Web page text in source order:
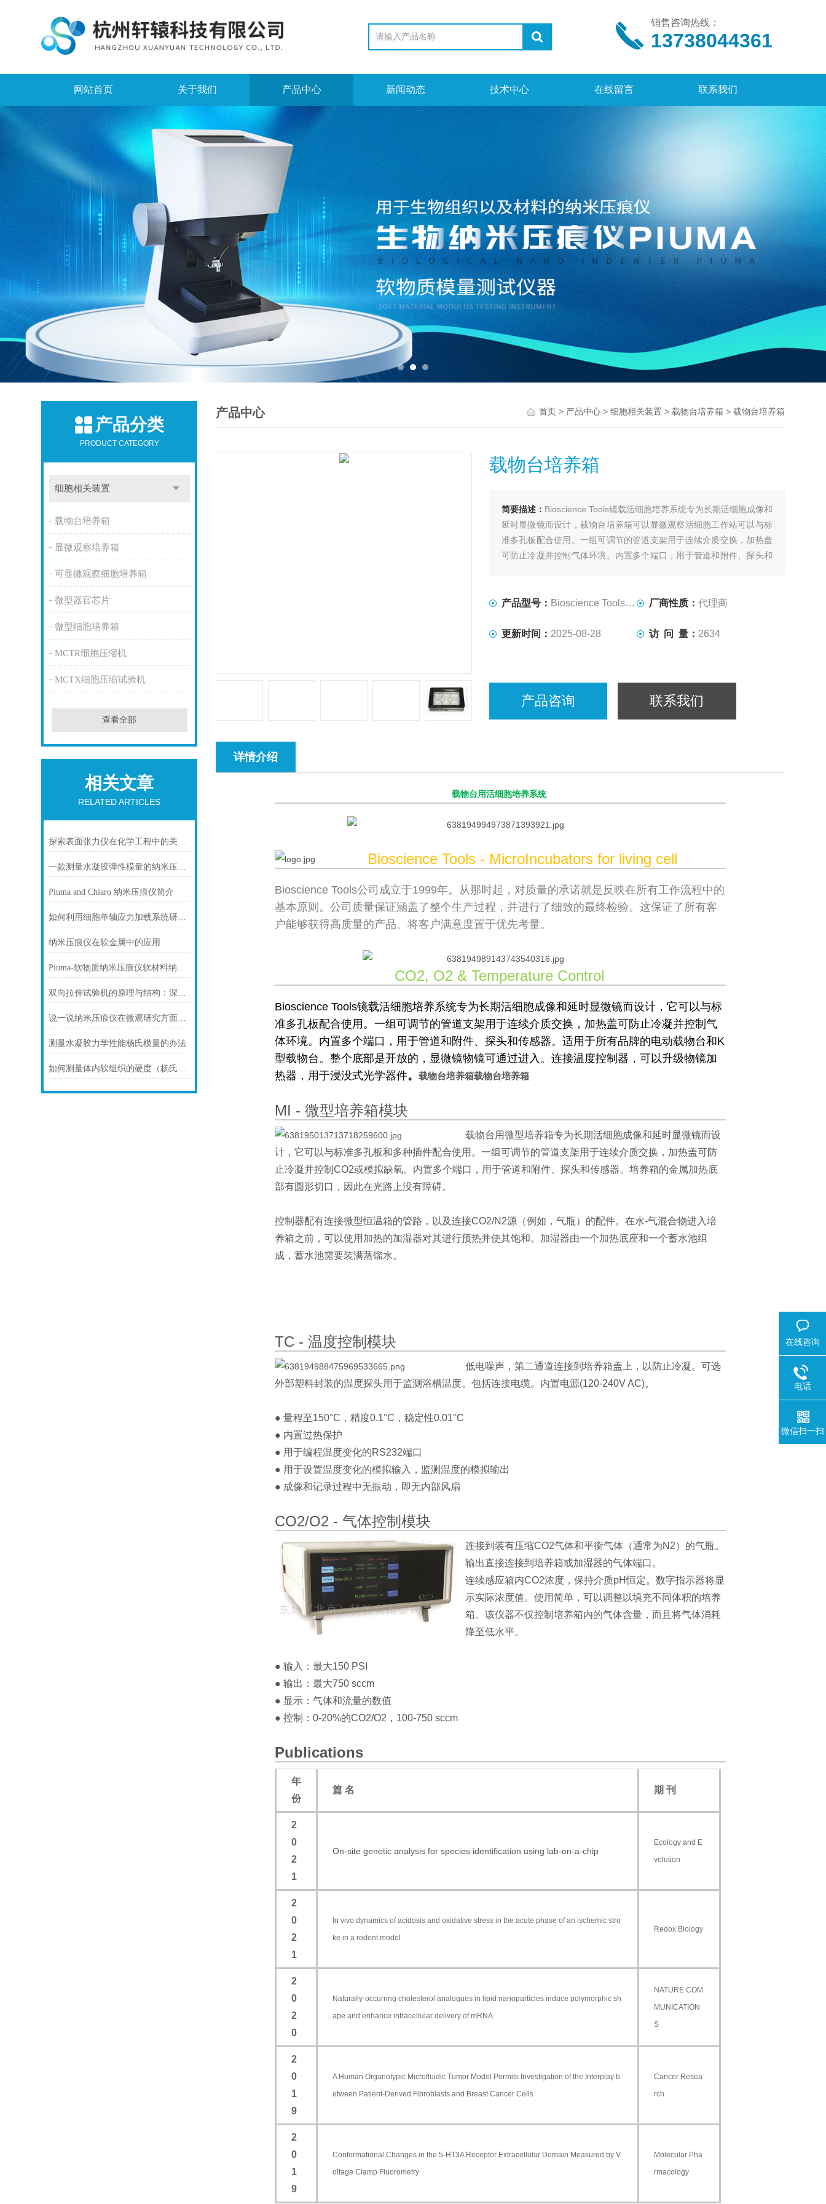
销售咨询热线：
13738044361
网站首页 关于我们 产品中心 新闻动态 技术中心 在线留言 联系我们
产品分类
PRODUCT CATEGORY
细胞相关装置
载物台培养箱
显微观察培养箱
可显微观察细胞培养箱
微型器官芯片
微型细胞培养箱
MCTR细胞压缩机
MCTX细胞压缩试验机
查看全部
相关文章
RELATED ARTICLES
探索表面张力仪在化学工程中的关键作用
一款测量水凝胶弹性模量的纳米压痕仪
Piuma and Chiaro 纳米压痕仪简介
如何利用细胞单轴应力加载系统研究细胞反应机制
纳米压痕仪在软金属中的应用
Piuma-软物质纳米压痕仪软材料纳米压痕 piuma
双向拉伸试验机的原理与结构：深入解析其工作原理与设计特点
说一说纳米压痕仪在微观研究方面的应用
测量水凝胶力学性能杨氏模量的办法
如何测量体内软组织的硬度（杨氏模量、纳米压痕仪）
产品中心 首页> 产品中心> 细胞相关装置 > 载物台培养箱 > 载物台培养箱
载物台培养箱
简要描述： Bioscience Tools镜载活细胞培养系统专为长期活细胞成像和
延时显微镜而设计，载物台培养箱可以显微观察活细胞工作站可以与标
准多孔板配合使用。一组可调节的管道支架用于连续介质交换，加热盖
可防止冷凝并控制气体环境。内置多个端口，用于管道和附件、探头和
用于浸没式光学器件。
产品型号： Bioscience Tools-TC 厂商性质：代理商
更新时间： 2025-08-28 访 问 量： 2634
产品咨询 联系我们
详情介绍
载物台用活细胞培养系统
Bioscience Tools - MicroIncubators for living cell
Bioscience Tools公司成立于1999年。从那时起，对质量的承诺就是反映在所有工作流程中的
基本原则。公司质量保证涵盖了整个生产过程，并进行了细致的最终检验。这保证了所有客
户能够获得高质量的产品。将客户满意度置于优先考量。
CO2, O2 & Temperature Control
Bioscience Tools镜载活细胞培养系统专为长期活细胞成像和延时显微镜而设计，它可以与标
准多孔板配合使用。一组可调节的管道支架用于连续介质交换，加热盖可防止冷凝并控制气
体环境。内置多个端口，用于管道和附件、探头和传感器。适用于所有品牌的电动载物台和K
型载物台。整个底部是开放的，显微镜物镜可通过进入。连接温度控制器，可以升级物镜加
热器，用于浸没式光学器件。载物台培养箱载物台培养箱
MI - 微型培养箱模块
载物台用微型培养箱专为长期活细胞成像和延时显微镜而设
计，它可以与标准多孔板和多种插件配合使用。一组可调节的管道支架用于连续介质交换，加热盖可防
止冷凝并控制CO2或模拟缺氧。内置多个端口，用于管道和附件、探头和传感器。培养箱的金属加热底
部有圆形切口，因此在光路上没有障碍。
控制器配有连接微型恒温箱的管路，以及连接CO2/N2源（例如，气瓶）的配件。在水-气混合物进入培
养箱之前，可以使用加热的加湿器对其进行预热并使其饱和。加湿器由一个加热底座和一个蓄水池组
成，蓄水池需要装满蒸馏水。
TC - 温度控制模块
低电噪声，第二通道连接到培养箱盖上，以防止冷凝。可选
外部塑料封装的温度探头用于监测浴槽温度。包括连接电缆。内置电源(120-240V AC)。
● 量程至150°C，精度0.1°C，稳定性0.01°C
● 内置过热保护
● 用于编程温度变化的RS232端口
● 用于设置温度变化的模拟输入 ， 监测温度的模拟输出
● 成像和记录过程中无振动，即无内部风扇
CO2/O2 - 气体控制模块
连接到装有压缩CO2气体和平衡气体（通常为N2）的气瓶。
输出直接连接到培养箱或加湿器的气体端口。
连续感应箱内CO2浓度，保持介质pH恒定。数字指示器将显
示实际浓度值。使用简单，可以调整以填充不同体积的培养
箱。该仪器不仅控制培养箱内的气体含量，而且将气体消耗
降至低水平。
● 输入：最大150 PSI
● 输出：最大750 sccm
● 显示：气体和流量的数值
● 控制：0-20%的CO2/O2，100-750 sccm
Publications
年
份
篇 名 期 刊
2
0
2
1
On-site genetic analysis for species identification using lab-on-a-chip
Ecology and E
volution
2
0
2
1
In vivo dynamics of acidosis and oxidative stress in the acute phase of an ischemic stro
ke in a rodent model
Redox Biology
2
0
2
0
Naturally-occurring cholesterol analogues in lipid nanoparticles induce polymorphic sh
ape and enhance intracellular delivery of mRNA
NATURE COM
MUNICATION
S
2
0
1
9
A Human Organotypic Microfluidic Tumor Model Permits Investigation of the Interplay b
etween Patient-Derived Fibroblasts and Breast Cancer Cells
Cancer Resea
rch
2
0
1
9
Conformational Changes in the 5-HT3A Receptor Extracellular Domain Measured by V
oltage Clamp Fluorometry
Molecular Pha
rmacology
在线咨询
电话
微信扫一扫